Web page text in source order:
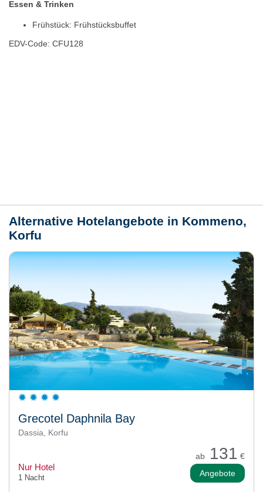
Essen & Trinken
Frühstück: Frühstücksbuffet
EDV-Code: CFU128
Alternative Hotelangebote in Kommeno,
Korfu
Grecotel Daphnila Bay
Dassia, Korfu
ab 131 €
Nur Hotel
1 Nacht Angebote